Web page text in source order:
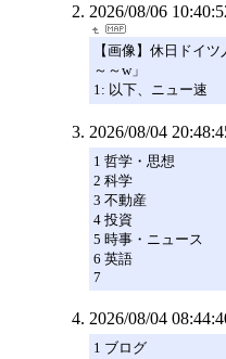
2026/08/06
【画像】休日ドイ
～～w」
1: 以下、ニュー速
2026/08/04
1 哲学・思想
2 科学
3 不動産
4 投資
5 時事・ニュース
6 英語
7
2026/08/04
1 ブログ